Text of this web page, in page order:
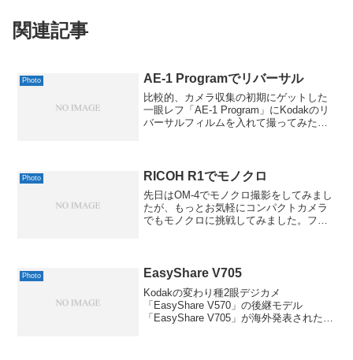
関連記事
Photo AE-1 Programでリバーサル
比較的、カメラ収集の初期にゲットした
一眼レフ「AE-1 Program」にKodakのリ
バーサルフィルムを入れて撮ってみたも
ンド内...
Photo RICOH R1でモノクロ
先日はOM-4でモノクロ撮影をしてみまし
たが、もっとお気軽にコンパクトカメラ
でもモノクロに挑戦してみました。フィ
立...
Photo EasyShare V705
Kodakの変わり種2眼デジカメ
「EasyShare V570」の後継モデル
「EasyShare V705」が海外発表されたよ